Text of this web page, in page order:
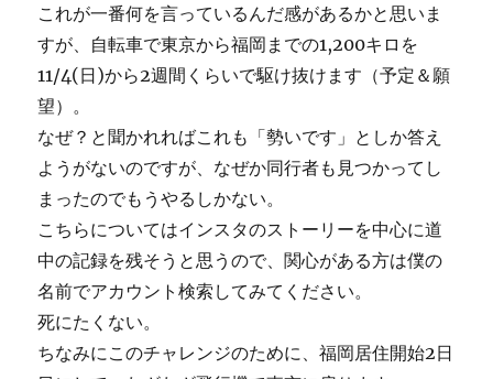
これが一番何を言っているんだ感があるかと思いま
すが、自転車で東京から福岡までの1,200キロを
11/4(日)から2週間くらいで駆け抜けます（予定＆願
望）。
なぜ？と聞かれればこれも「勢いです」としか答え
ようがないのですが、なぜか同行者も見つかってし
まったのでもうやるしかない。
こちらについてはインスタのストーリーを中心に道
中の記録を残そうと思うので、関心がある方は僕の
名前でアカウント検索してみてください。
死にたくない。
ちなみにこのチャレンジのために、福岡居住開始2日